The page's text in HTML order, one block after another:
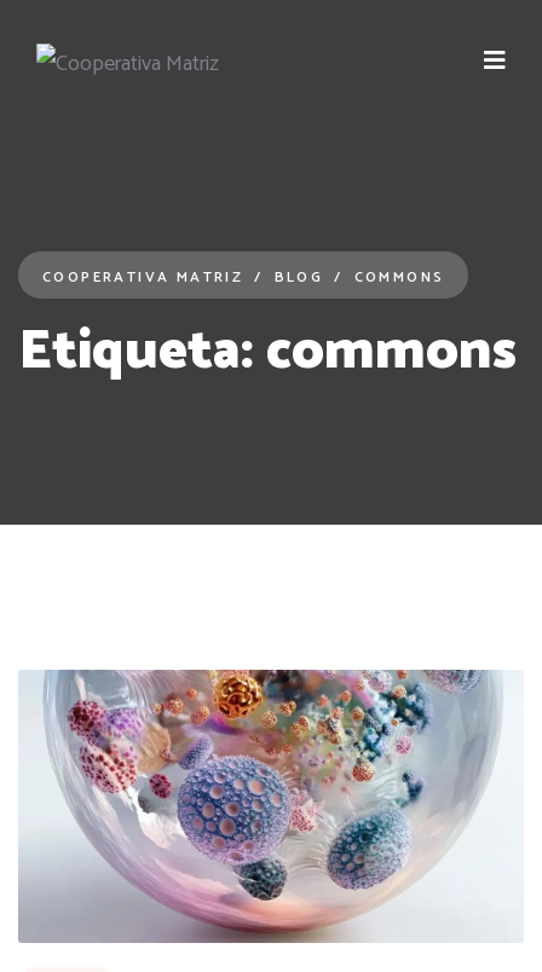
COOPERATIVA MATRIZ BLOG COMMONS
Etiqueta:commons